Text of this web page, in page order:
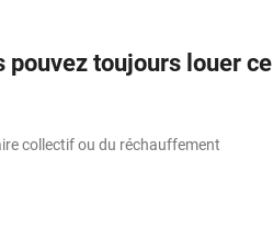
pouvez toujours louer ce
collectif ou du réchauffement